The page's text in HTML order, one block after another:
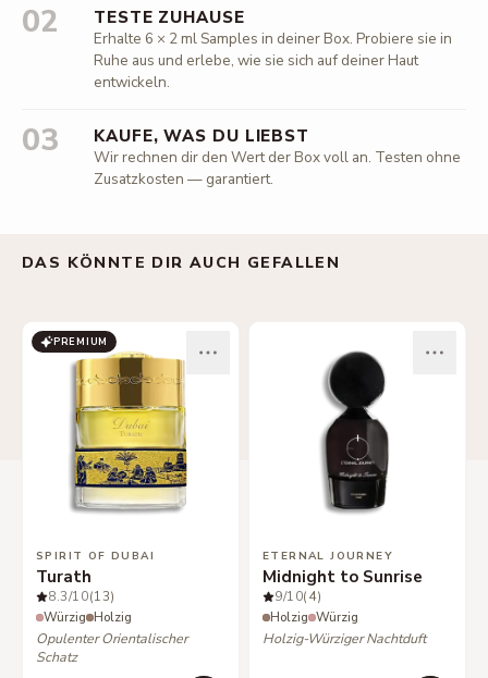
02 TESTE ZUHAUSE
Erhalte 6 × 2 ml Samples in deiner Box. Probiere sie in
Ruhe aus und erlebe, wie sie sich auf deiner Haut
entwickeln.
03 KAUFE, WAS DU LIEBST
Wir rechnen dir den Wert der Box voll an. Testen ohne
Zusatzkosten — garantiert.
DAS KÖNNTE DIR AUCH GEFALLEN
PREMIUM
SPIRIT OF DUBAI
Turath
8.3/10(13)
Würzig Holzig
Opulenter Orientalischer
Schatz
ETERNAL JOURNEY
Midnight to Sunrise
9/10(4)
Holzig Würzig
Holzig-Würziger Nachtduft